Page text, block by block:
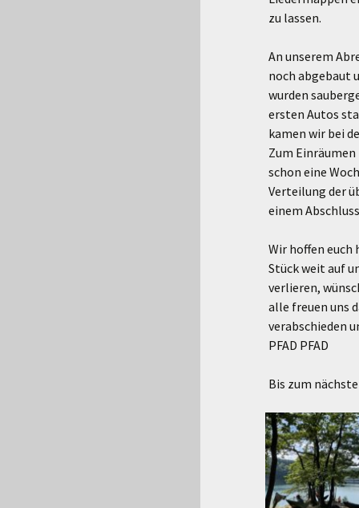
zu lassen.
An unserem
noch abgebaut
wurden
ersten Autos
kamen wir bei
Zum
schon eine
Verteilung der
einem
Wir hoffen euch
Stück weit auf
verlieren,
alle freuen uns
verabschieden
PFAD PFAD
Bis zum